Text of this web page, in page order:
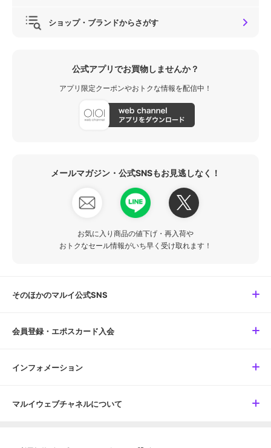
ショップ・ブランドからさがす
公式アプリでお買物しませんか？
アプリ限定クーポンやおトクな情報を配信中！
メールマガジン・公式SNSもお見逃しなく！
お気に入り商品の値下げ・再入荷や
おトクなセール情報がいち早く受け取れます！
そのほかのマルイ公式SNS
会員登録・エポスカード入会
インフォメーション
マルイウェブチャネルについて